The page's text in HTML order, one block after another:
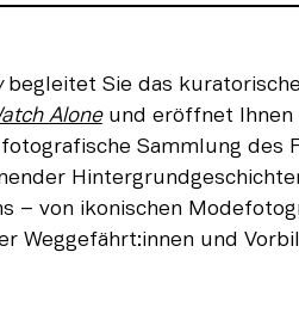
begleitet Sie das
Alone und eröffnet Ihnen
Sammlung des
– von ikonischen
Weggefährt:innen und